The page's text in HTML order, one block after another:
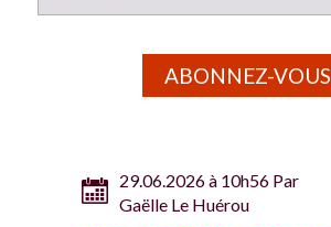
ABONNEZ-VOUS
29.06.2026 à 10h56 Par
Gaëlle Le Huérou